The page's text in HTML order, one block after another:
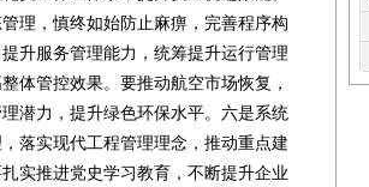
理，慎终如始防止麻痹，完善程序构
升服务管理能力，统筹提升运行管理
体管控效果。要推动航空市场恢复，
潜力，提升绿色环保水平。六是系统
落实现代工程管理理念，推动重点建
实推进党史学习教育，不断提升企业